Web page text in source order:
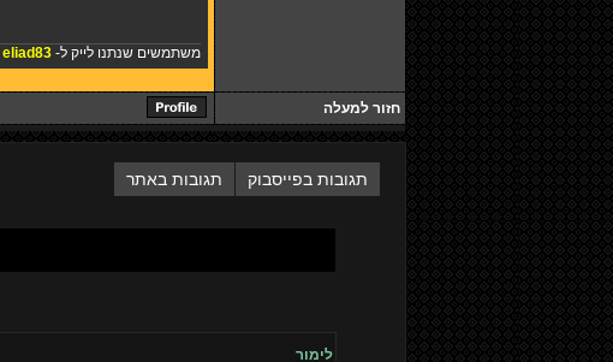
משתמשים שנתנו לייק ל- eliad83
חזור למעלה
תגובות בפייסבוק תגובות באתר
לימור